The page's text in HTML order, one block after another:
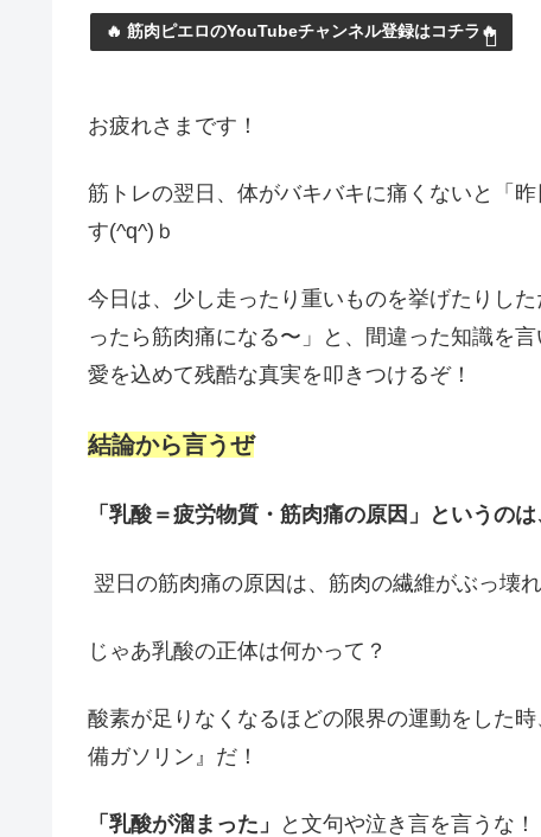
🔥 筋肉ピエロのYouTubeチャンネル登録はコチラ🔥
お疲れさまです！
筋トレの翌日、体がバキバキに痛くないと「
す(^q^)ｂ
今日は、少し走ったり重いものを挙げたりし
ったら筋肉痛になる〜」と、間違った知識を
愛を込めて残酷な真実を叩きつけるぞ！
結論から言うぜ
「乳酸＝疲労物質・筋肉痛の原因」というの
翌日の筋肉痛の原因は、筋肉の繊維がぶっ壊
じゃあ乳酸の正体は何かって？
酸素が足りなくなるほどの限界の運動をした
備ガソリン』だ！
「乳酸が溜まった」 と文句や泣き言を言うな！